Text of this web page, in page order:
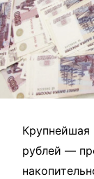
рублей —